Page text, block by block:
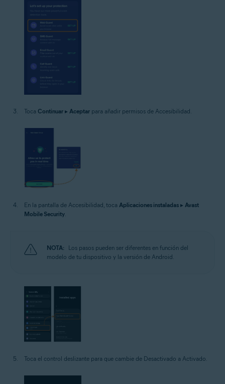
Toca Continuar ▸ Aceptar para añadir permisos de Accesibilidad.
En la pantalla de Accesibilidad, toca Aplicaciones instaladas ▸ Avast
Mobile Security.
NOTA:
Los pasos pueden ser diferentes en función del
modelo de tu dispositivo y la versión de Android.
Toca el control deslizante para que cambie de Desactivado a Activado.